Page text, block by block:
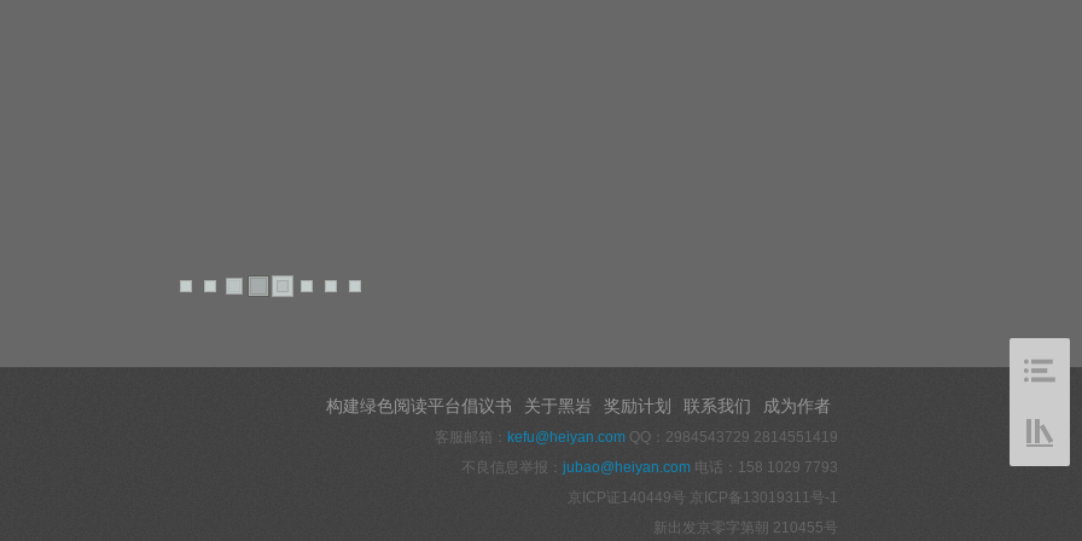
构建绿色阅读平台倡议书 关于黑岩 奖励计划 联系我们 成为作者
客服邮箱： kefu@heiyan.com QQ：2984543729 2814551419
不良信息举报： jubao@heiyan.com 电话：158 1029 7793
京ICP证140449号 京ICP备13019311号-1
新出发京零字第朝 210455号